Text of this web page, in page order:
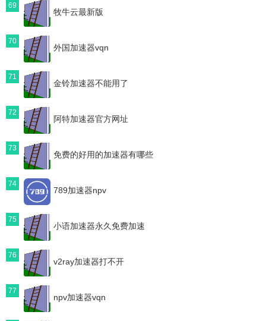
69
牧牛云最新版
70
外国加速器vqn
71
金铃加速器不能用了
72
阿特加速器官方网址
73
免费的好用的加速器有哪些
74
789加速器npv
75
小语加速器永久免费加速
76
v2ray加速器打不开
77
npv加速器vqn